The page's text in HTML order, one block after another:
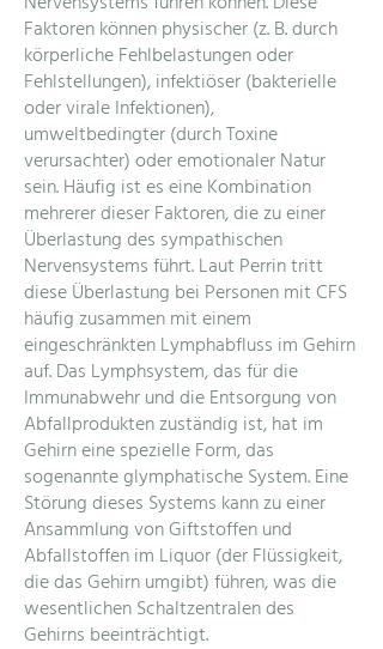
Faktoren können physischer (z. B. durch
körperliche Fehlbelastungen oder
Fehlstellungen), infektiöser (bakterielle
oder virale Infektionen),
umweltbedingter (durch Toxine
verursachter) oder emotionaler Natur
sein. Häufig ist es eine Kombination
mehrerer dieser Faktoren, die zu einer
Überlastung des sympathischen
Nervensystems führt. Laut Perrin tritt
diese Überlastung bei Personen mit CFS
häufig zusammen mit einem
eingeschränkten Lymphabfluss im Gehirn
auf. Das Lymphsystem, das für die
Immunabwehr und die Entsorgung von
Abfallprodukten zuständig ist, hat im
Gehirn eine spezielle Form, das
sogenannte glymphatische System. Eine
Störung dieses Systems kann zu einer
Ansammlung von Giftstoffen und
Abfallstoffen im Liquor (der Flüssigkeit,
die das Gehirn umgibt) führen, was die
wesentlichen Schaltzentralen des
Gehirns beeinträchtigt.